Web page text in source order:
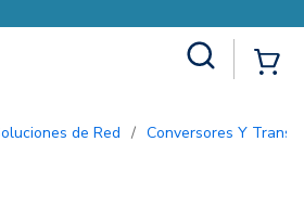
Soluciones de Red / Conversores Y